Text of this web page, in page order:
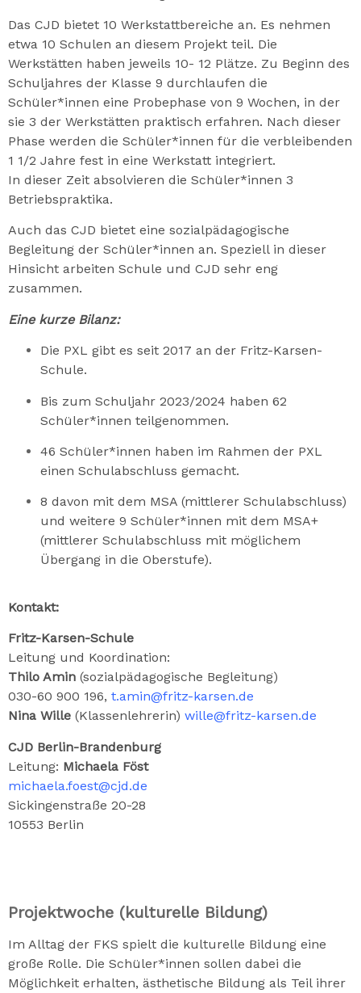
Das CJD bietet 10 Werkstattbereiche an. Es nehmen
etwa 10 Schulen an diesem Projekt teil. Die
Werkstätten haben jeweils 10- 12 Plätze. Zu Beginn des
Schuljahres der Klasse 9 durchlaufen die
Schüler*innen eine Probephase von 9 Wochen, in der
sie 3 der Werkstätten praktisch erfahren. Nach dieser
Phase werden die Schüler*innen für die verbleibenden
1 1/2 Jahre fest in eine Werkstatt integriert.
In dieser Zeit absolvieren die Schüler*innen 3
Betriebspraktika.
Auch das CJD bietet eine sozialpädagogische
Begleitung der Schüler*innen an. Speziell in dieser
Hinsicht arbeiten Schule und CJD sehr eng
zusammen.
Eine kurze Bilanz:
Die PXL gibt es seit 2017 an der Fritz-Karsen-
Schule.
Bis zum Schuljahr 2023/2024 haben 62
Schüler*innen teilgenommen.
46 Schüler*innen haben im Rahmen der PXL
einen Schulabschluss gemacht.
8 davon mit dem MSA (mittlerer Schulabschluss)
und weitere 9 Schüler*innen mit dem MSA+
(mittlerer Schulabschluss mit möglichem
Übergang in die Oberstufe).
Kontakt:
Fritz-Karsen-Schule
Leitung und Koordination:
Thilo Amin (sozialpädagogische Begleitung)
030-60 900 196, t.amin@fritz-karsen.de
Nina Wille (Klassenlehrerin) wille@fritz-karsen.de
CJD Berlin-Brandenburg
Leitung: Michaela Föst
michaela.foest@cjd.de
Sickingenstraße 20-28
10553 Berlin
Projektwoche (kulturelle Bildung)
Im Alltag der FKS spielt die kulturelle Bildung eine
große Rolle. Die Schüler*innen sollen dabei die
Möglichkeit erhalten, ästhetische Bildung als Teil ihrer